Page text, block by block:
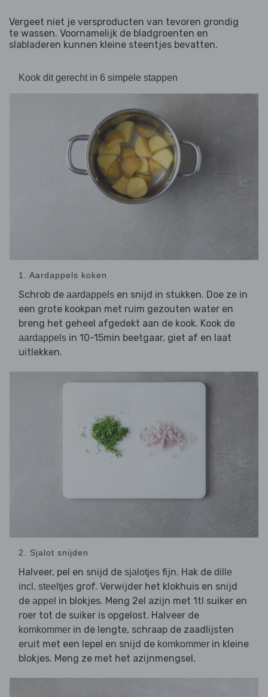
Vergeet niet je versproducten van tevoren grondig
te wassen. Voornamelijk de bladgroenten en
slabladeren kunnen kleine steentjes bevatten.
Kook dit gerecht in 6 simpele stappen
1. Aardappels koken
Schrob de aardappels en snijd in stukken. Doe ze in
een grote kookpan met ruim gezouten water en
breng het geheel afgedekt aan de kook. Kook de
aardappels in 10-15min beetgaar, giet af en laat
uitlekken.
2. Sjalot snijden
Halveer, pel en snijd de sjalotjes fijn. Hak de dille
incl. steeltjes grof. Verwijder het klokhuis en snijd
de appel in blokjes. Meng 2el azijn met 1tl suiker en
roer tot de suiker is opgelost. Halveer de
komkommer in de lengte, schraap de zaadlijsten
eruit met een lepel en snijd de komkommer in kleine
blokjes. Meng ze met het azijnmengsel.